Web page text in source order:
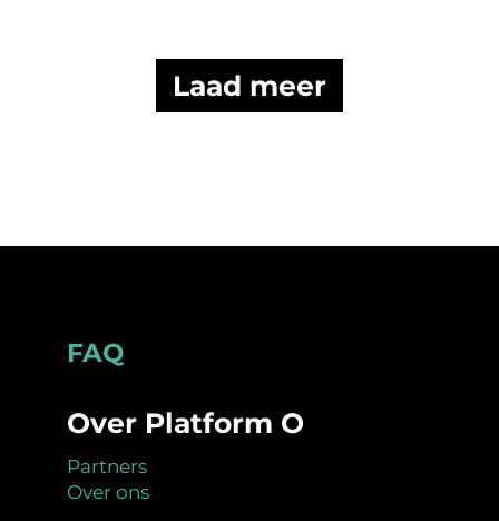
Laad meer
Footer
FAQ
Over Platform O
Partners
Over ons